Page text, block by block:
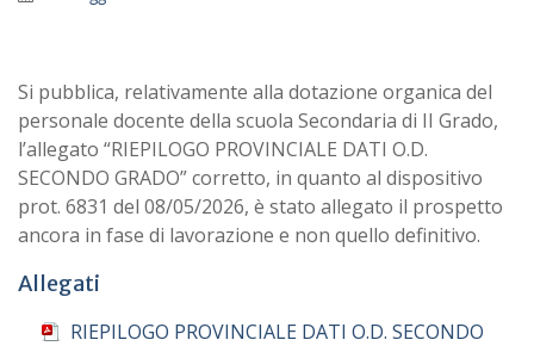
Si pubblica, relativamente alla dotazione organica del
personale docente della scuola Secondaria di II Grado,
l’allegato “RIEPILOGO PROVINCIALE DATI O.D.
SECONDO GRADO” corretto, in quanto al dispositivo
prot. 6831 del 08/05/2026, è stato allegato il prospetto
ancora in fase di lavorazione e non quello definitivo.
Allegati
RIEPILOGO PROVINCIALE DATI O.D. SECONDO